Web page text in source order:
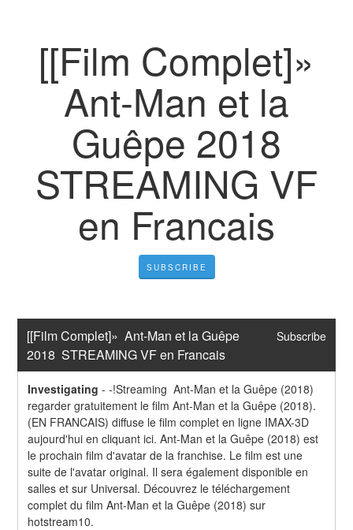
[[Film Complet]»
Ant-Man et la
Guêpe 2018
STREAMING VF
en Francais
SUBSCRIBE
[[Film Complet]»  Ant-Man et la Guêpe
2018  STREAMING VF en Francais
Subscribe
Investigating --!Streaming  Ant-Man et la Guêpe (2018)
regarder gratuitement le film Ant-Man et la Guêpe (2018).
(EN FRANCAIS) diffuse le film complet en ligne IMAX-3D
aujourd'hui en cliquant ici. Ant-Man et la Guêpe (2018) est
le prochain film d'avatar de la franchise. Le film est une
suite de l'avatar original. Il sera également disponible en
salles et sur Universal. Découvrez le téléchargement
complet du film Ant-Man et la Guêpe (2018) sur
hotstream10.